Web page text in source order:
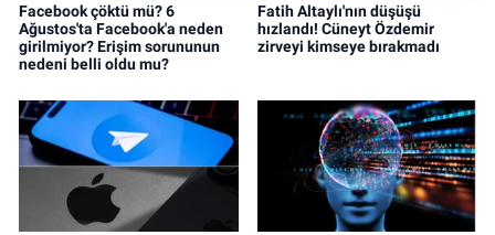
Facebook çöktü mü? 6
Ağustos'ta Facebook'a neden
girilmiyor? Erişim sorununun
nedeni belli oldu mu?
Fatih Altaylı'nın düşüşü
hızlandı! Cüneyt Özdemir
zirveyi kimseye bırakmadı